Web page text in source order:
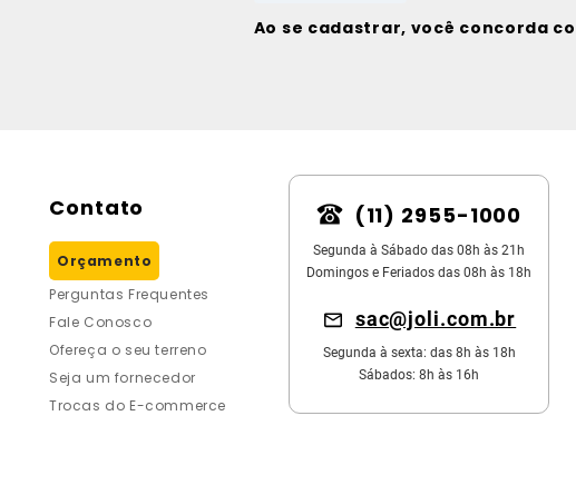
Ao se cadastrar, você concorda
Contato
Orçamento
Perguntas Frequentes
Fale Conosco
Ofereça o seu terreno
Seja um fornecedor
Trocas do E-commerce
(11) 2955-1000
Segunda à Sábado das 08h às 21h
Domingos e Feriados das 08h às 18h
sac@joli.com.br
Segunda à sexta: das 8h às 18h
Sábados: 8h às 16h